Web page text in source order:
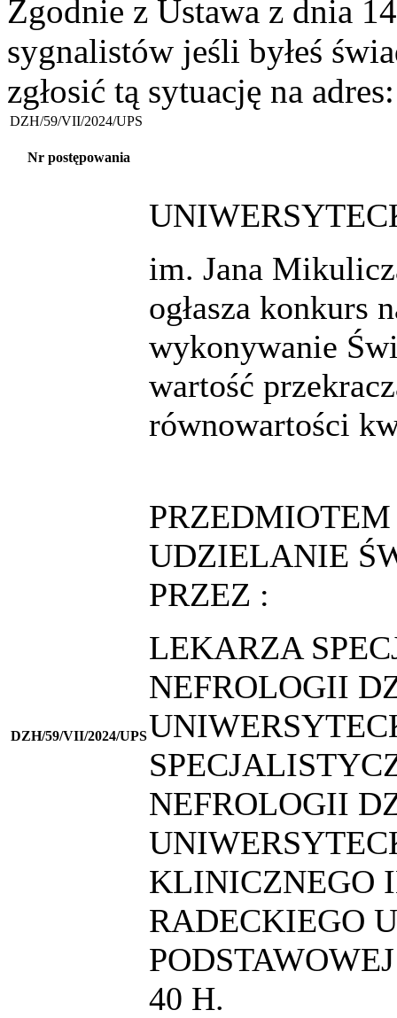
Zgodnie z Ustawa z dnia
sygnalistów jeśli byłeś
zgłosić tą sytuację na
DZH/59/VII/2024/UPS
Nr postępowania
DZH/59/VII/2024/UPS
im. Jana
ogłasza konkurs
wykonywanie
wartość
równowartości
UDZIELANIE
PRZEZ :
LEKARZA
NEFROLOGII
NEFROLOGII
KLINICZNEGO
RADECKIEGO
40 H.